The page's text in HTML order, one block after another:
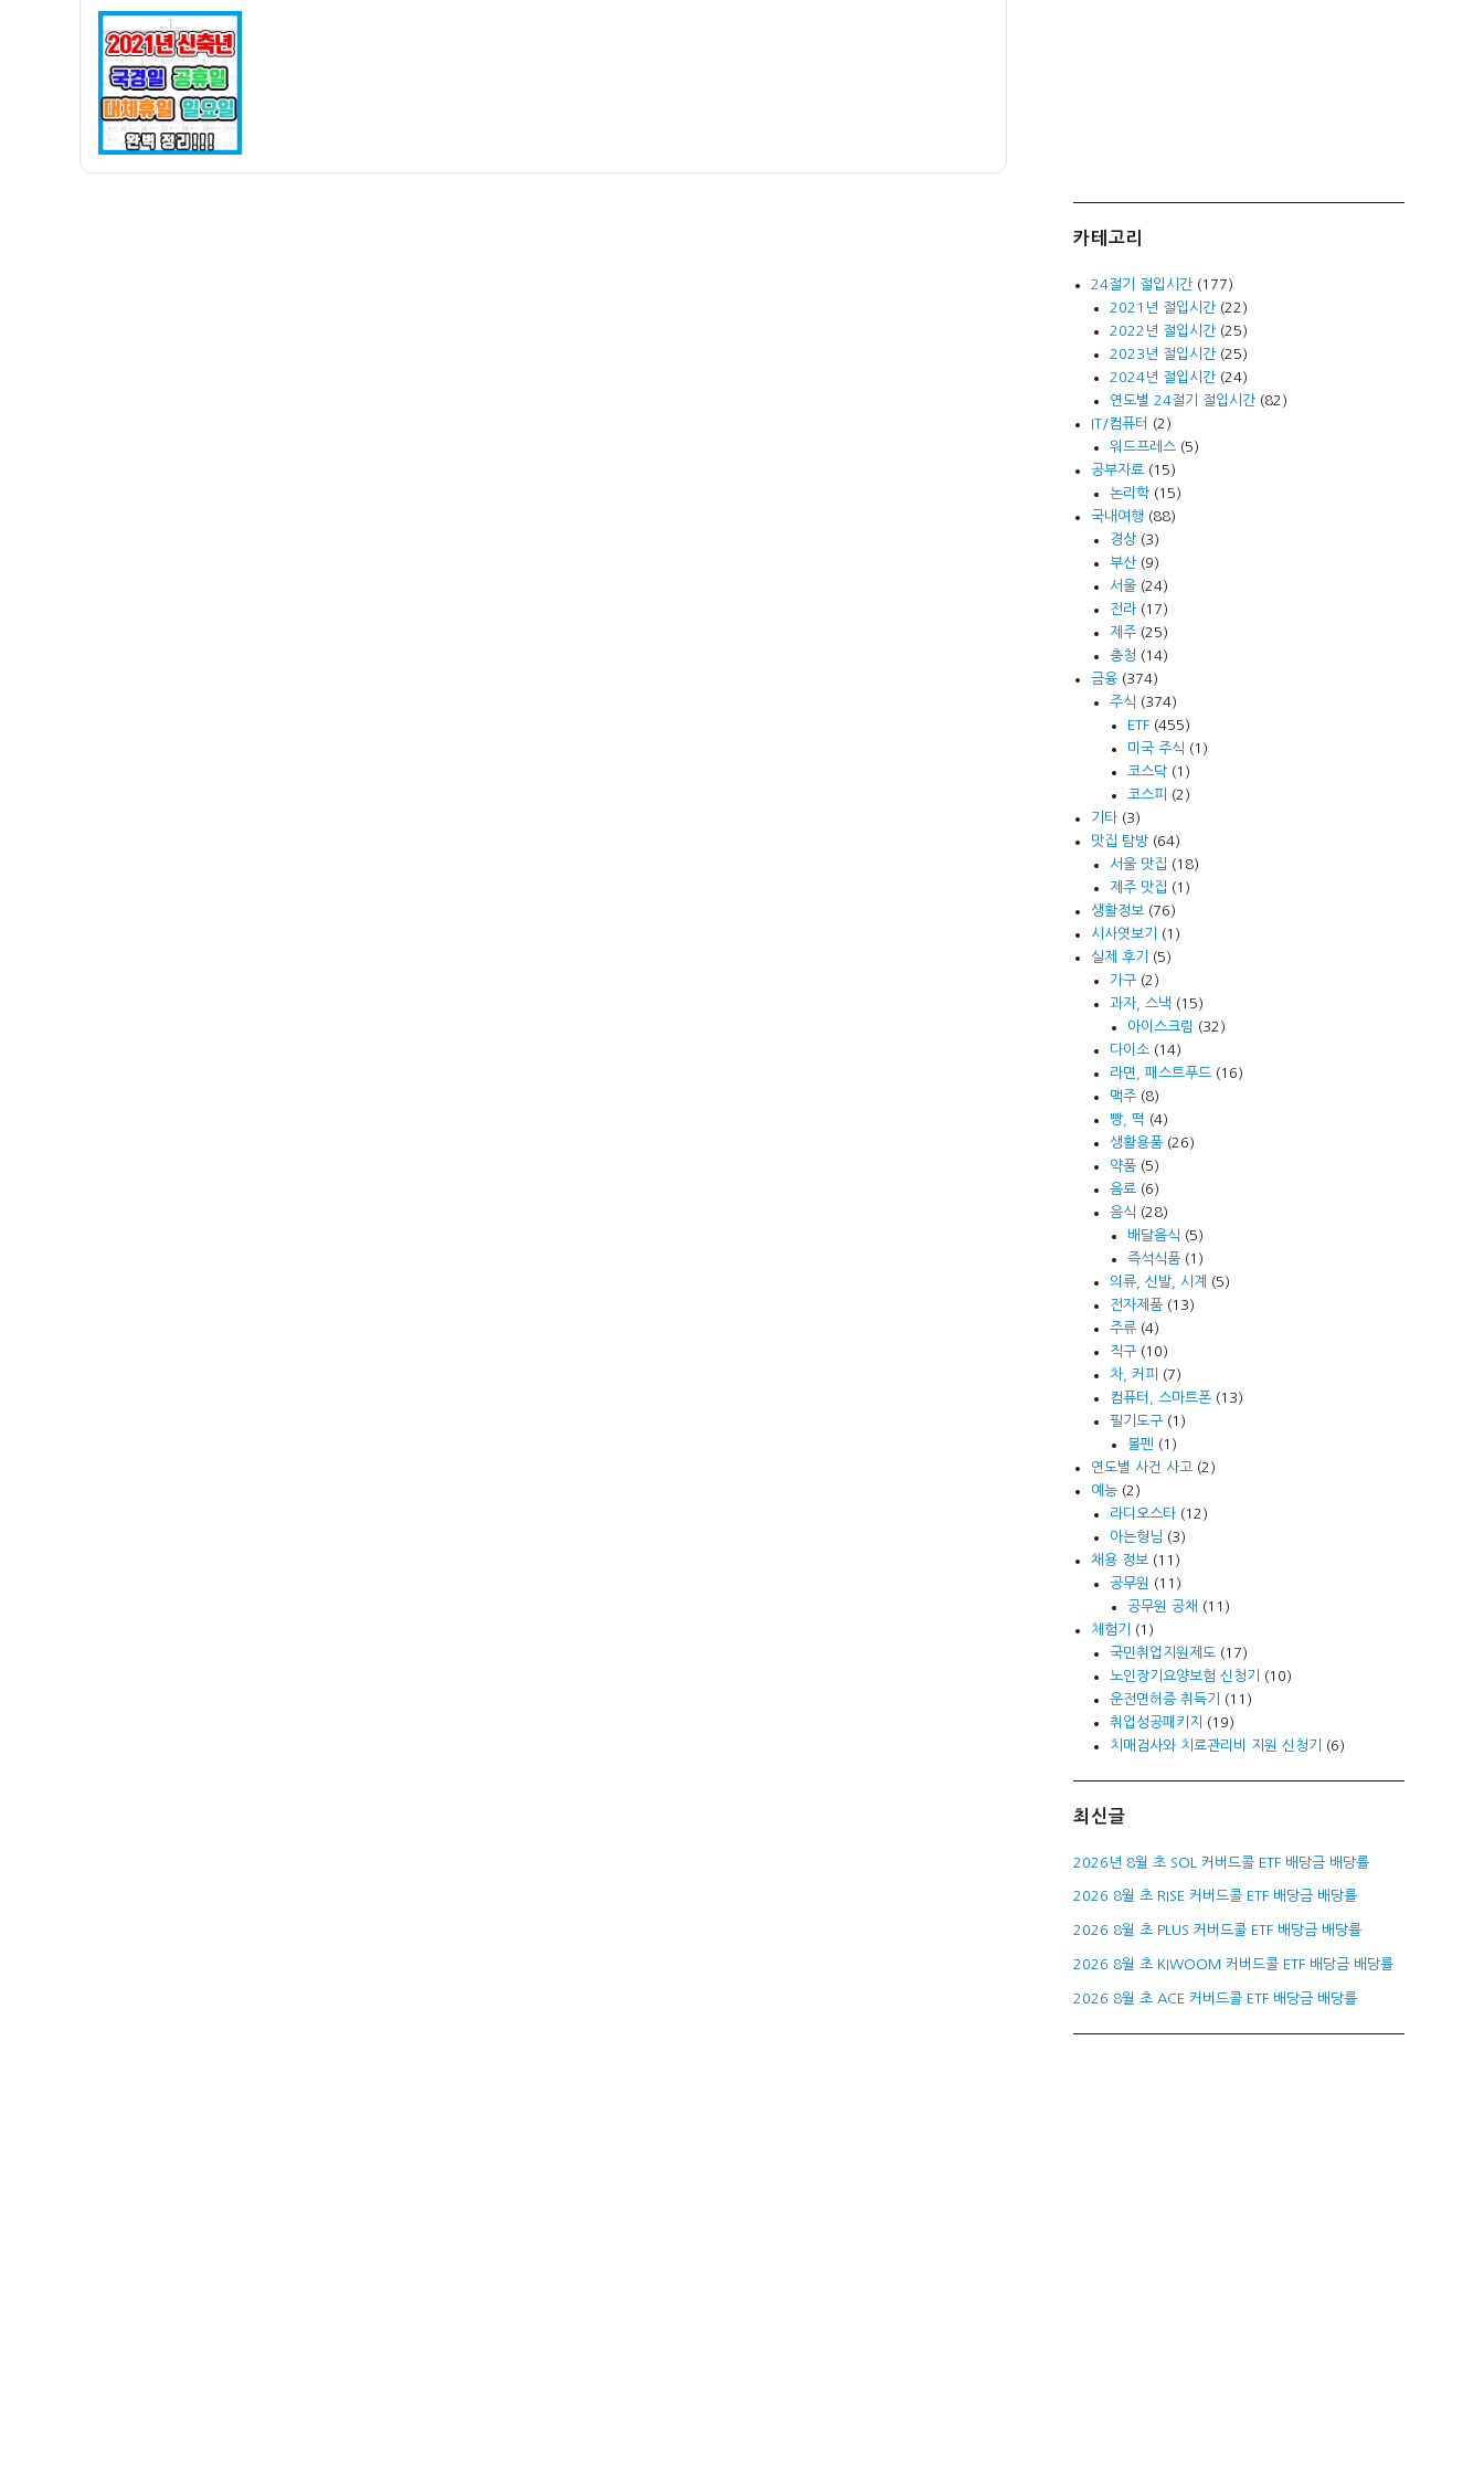
자
카테고리
24절기 절입시간 (177)
2021년 절입시간(22)
2022년 절입시간(25)
2023년 절입시간(25)
2024년 절입시간(24)
연도별 24절기 절입시간(82)
IT/컴퓨터
(2)
워드프레스(5)
공부자료 (15)
논리학(15)
국내여행 (88)
경상(3)
부산(9)
서울(24)
전라(17)
제주(25)
충청 (14)
금융 (374)
주식 (374)
ETF(455)
미국 주식 (1)
코스닥(1)
코스피
(2)
기타 (3)
맛집 탐방 (64)
서울 맛집 (18)
제주 맛집 (1)
생활정보 (76)
시사엿보기
(1)
실제 후기
(5)
가구(2)
과자, 스낵 (15)
아이스크림 (32)
다이소(14)
라면, 패스트푸드(16)
맥주(8)
빵, 떡 (4)
생활용품(26)
약품(5)
음료(6)
음식 (28)
배달음식 (5)
즉석식품(1)
의류, 신발, 시계
(5)
전자제품(13)
주류(4)
직구(10)
차, 커피
(7)
컴퓨터, 스마트폰(13)
필기도구(1)
볼펜 (1)
연도별 사건 사고 (2)
예능 (2)
라디오스타(12)
아는형님 (3)
채용 정보 (11)
공무원
(11)
공무원 공채 (11)
체험기
(1)
국민취업지원제도(17)
노인장기요양보험 신청기
(10)
운전면허증 취득기
(11)
취업성공패키지
(19)
치매검사와 치료관리비 지원 신청기
(6)
최신글
2026년 8월 초 SOL 커버드콜 ETF 배당금 배당률
2026 8월 초 RISE 커버드콜 ETF 배당금 배당률
2026 8월 초 PLUS 커버드콜 ETF 배당금 배당률
2026 8월 초 KIWOOM 커버드콜 ETF 배당금 배당률
2026 8월 초 ACE 커버드콜 ETF 배당금 배당률